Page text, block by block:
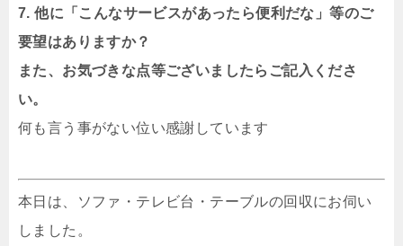
7. 他に「こんなサービスがあったら便利だな」等のご
要望はありますか？
また、お気づきな点等ございましたらご記入くださ
い。
何も言う事がない位い感謝しています
本日は、ソファ・テレビ台・テーブルの回収にお伺い
しました。